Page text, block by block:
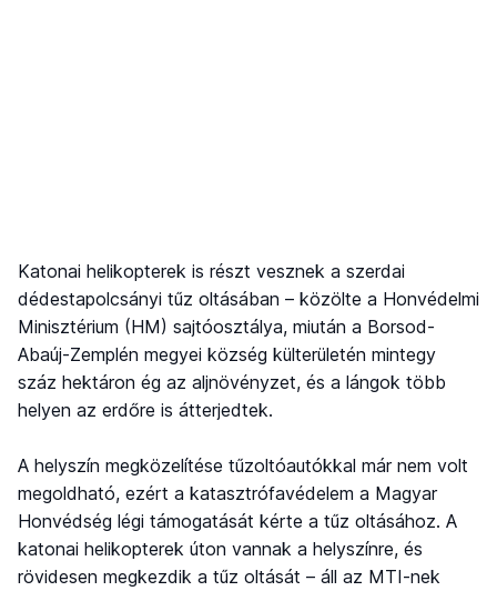
Katonai helikopterek is részt vesznek a szerdai
dédestapolcsányi tűz oltásában – közölte a Honvédelmi
Minisztérium (HM) sajtóosztálya, miután a Borsod-
Abaúj-Zemplén megyei község külterületén mintegy
száz hektáron ég az aljnövényzet, és a lángok több
helyen az erdőre is átterjedtek.
A helyszín megközelítése tűzoltóautókkal már nem volt
megoldható, ezért a katasztrófavédelem a Magyar
Honvédség légi támogatását kérte a tűz oltásához. A
katonai helikopterek úton vannak a helyszínre, és
rövidesen megkezdik a tűz oltását – áll az MTI-nek